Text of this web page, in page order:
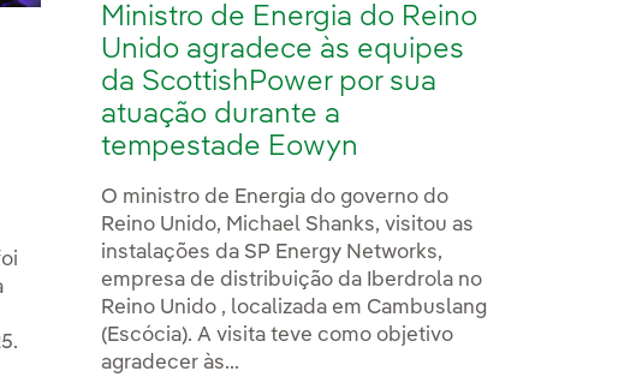
Ministro de Energia do Reino
Unido agradece às equipes
da ScottishPower por sua
atuação durante a
tempestade Eowyn
O ministro de Energia do governo do
Reino Unido, Michael Shanks, visitou as
instalações da SP Energy Networks,
empresa de distribuição da Iberdrola no
Reino Unido , localizada em Cambuslang
(Escócia). A visita teve como objetivo
agradecer às...